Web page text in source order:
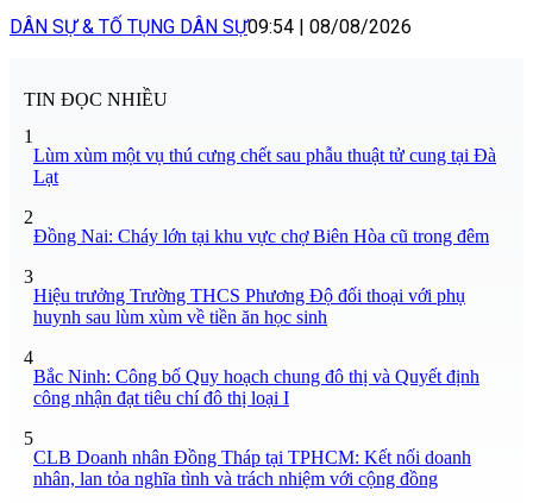
DÂN SỰ & TỐ TỤNG DÂN SỰ09:54 08/08/2026
TIN ĐỌC NHIỀU
1
Lùm xùm một vụ thú cưng chết sau phẫu thuật tử cung tại Đà
Lạt
2
Đồng Nai: Cháy lớn tại khu vực chợ Biên Hòa cũ trong đêm
3
Hiệu trưởng Trường THCS Phương Độ đối thoại với phụ
huynh sau lùm xùm về tiền ăn học sinh
4
Bắc Ninh: Công bố Quy hoạch chung đô thị và Quyết định
công nhận đạt tiêu chí đô thị loại I
5
CLB Doanh nhân Đồng Tháp tại TPHCM: Kết nối doanh
nhân, lan tỏa nghĩa tình và trách nhiệm với cộng đồng